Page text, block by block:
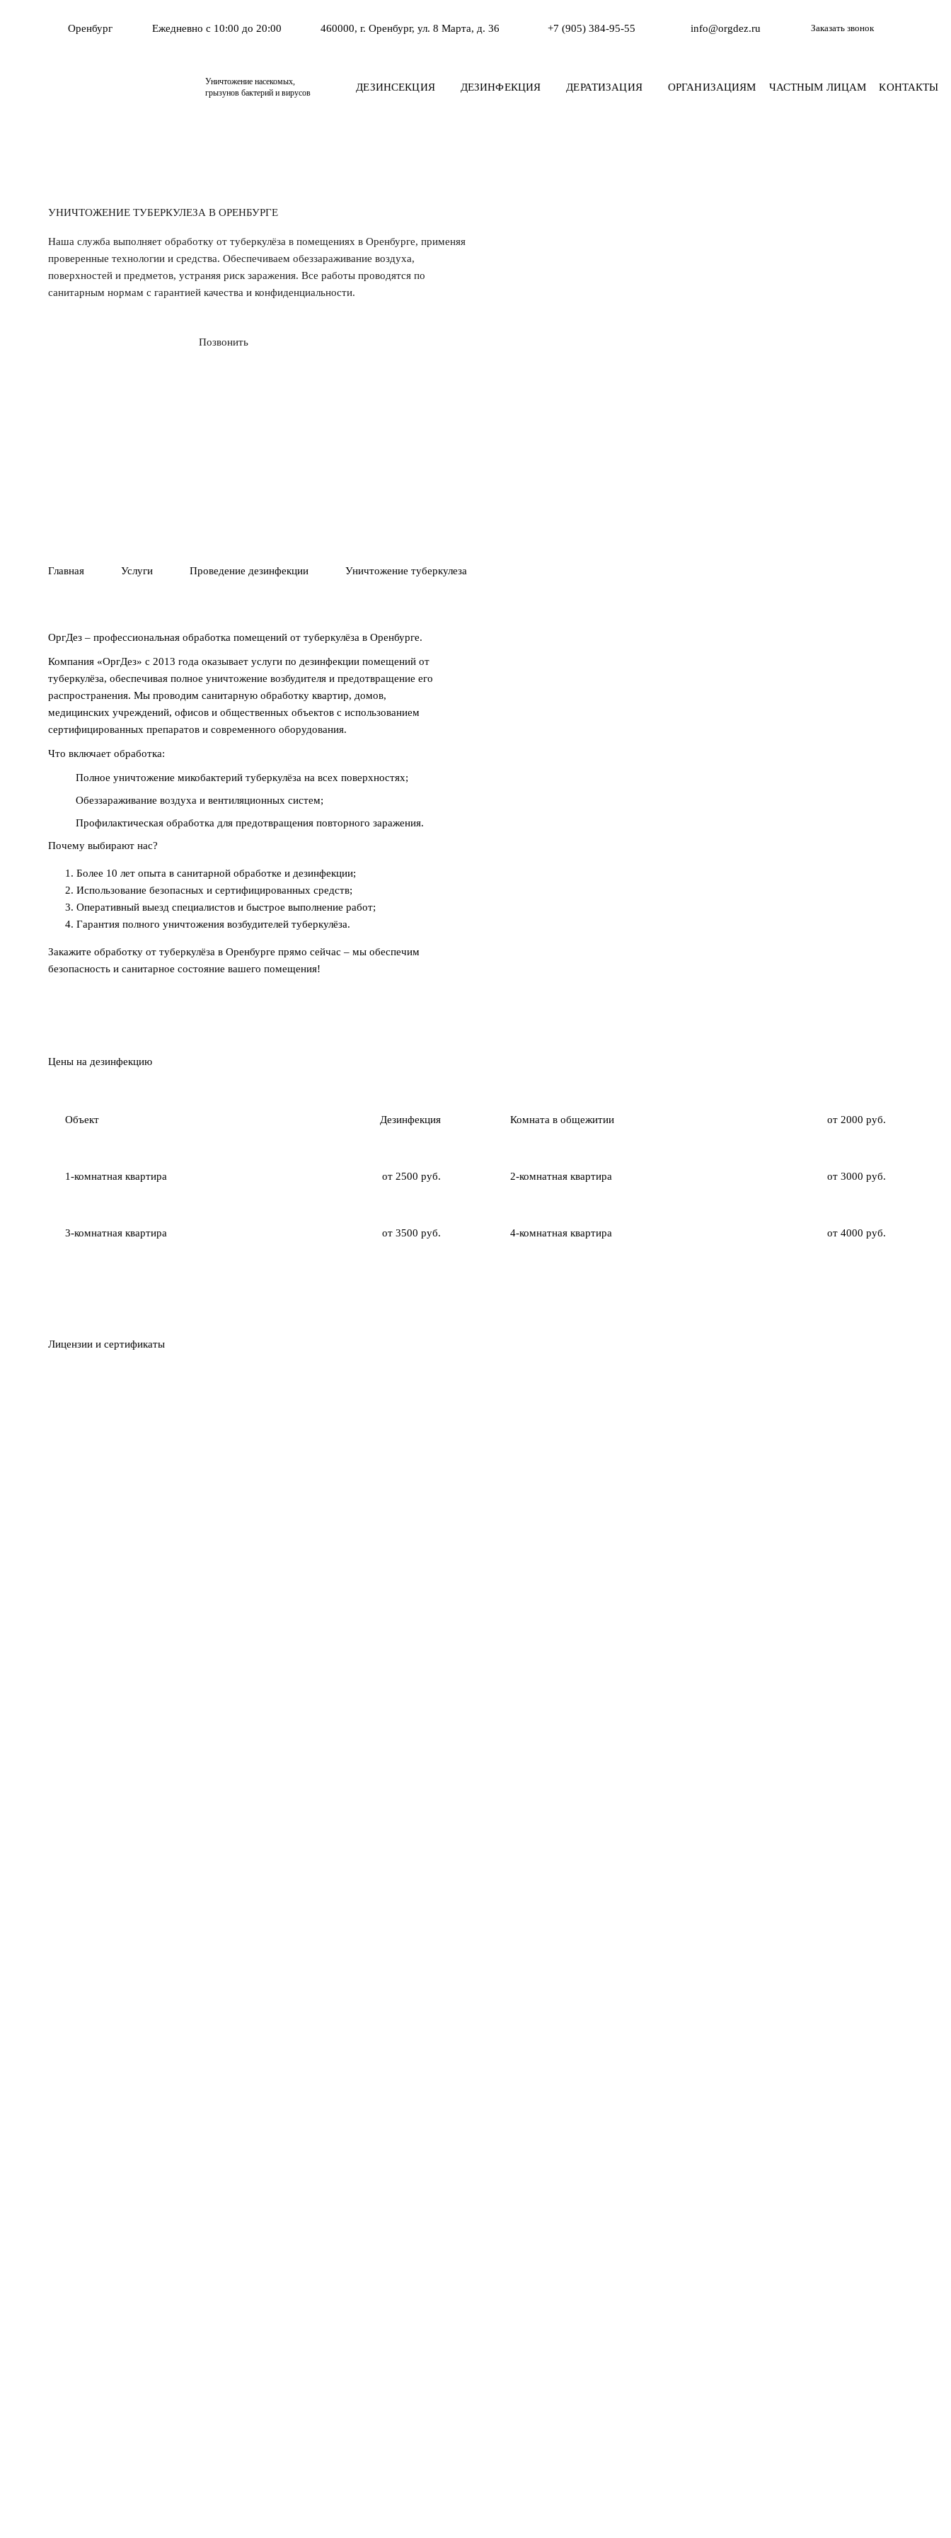
Оренбург Ежедневно с 10:00 до 20:00 460000, г. Оренбург, ул. 8 Марта, д. 36 +7 (905) 384-95-55 info@orgdez.ru Заказать звонок
Уничтожение насекомых,
грызунов бактерий и вирусов
ДЕЗИНСЕКЦИЯ ДЕЗИНФЕКЦИЯ ДЕРАТИЗАЦИЯ ОРГАНИЗАЦИЯМ ЧАСТНЫМ ЛИЦАМ КОНТАКТЫ
УНИЧТОЖЕНИЕ ТУБЕРКУЛЕЗА В ОРЕНБУРГЕ
Наша служба выполняет обработку от туберкулёза в помещениях в Оренбурге, применяя
проверенные технологии и средства. Обеспечиваем обеззараживание воздуха,
поверхностей и предметов, устраняя риск заражения. Все работы проводятся по
санитарным нормам с гарантией качества и конфиденциальности.
Позвонить
Главная Услуги Проведение дезинфекции Уничтожение туберкулеза
ОргДез – профессиональная обработка помещений от туберкулёза в Оренбурге.
Компания «ОргДез» с 2013 года оказывает услуги по дезинфекции помещений от
туберкулёза, обеспечивая полное уничтожение возбудителя и предотвращение его
распространения. Мы проводим санитарную обработку квартир, домов,
медицинских учреждений, офисов и общественных объектов с использованием
сертифицированных препаратов и современного оборудования.
Что включает обработка:
Полное уничтожение микобактерий туберкулёза на всех поверхностях;
Обеззараживание воздуха и вентиляционных систем;
Профилактическая обработка для предотвращения повторного заражения.
Почему выбирают нас?
Более 10 лет опыта в санитарной обработке и дезинфекции;
Использование безопасных и сертифицированных средств;
Оперативный выезд специалистов и быстрое выполнение работ;
Гарантия полного уничтожения возбудителей туберкулёза.
Закажите обработку от туберкулёза в Оренбурге прямо сейчас – мы обеспечим
безопасность и санитарное состояние вашего помещения!
Цены на дезинфекцию
Объект Дезинфекция Комната в общежитии от 2000 руб.
1-комнатная квартира от 2500 руб. 2-комнатная квартира от 3000 руб.
3-комнатная квартира от 3500 руб. 4-комнатная квартира от 4000 руб.
Лицензии и сертификаты